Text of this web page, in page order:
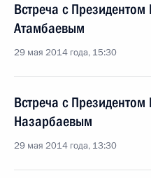
Встреча с
Атамбаевым
29 мая 2014 года, 15:30
Встреча с Президентом
Назарбаевым
29 мая 2014 года, 13:30